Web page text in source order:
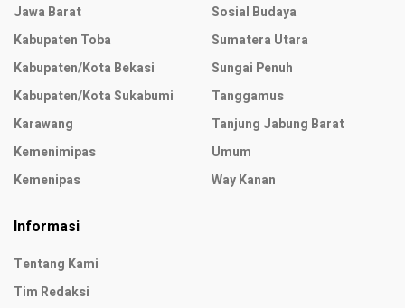
Jawa Barat
Kabupaten Toba
Kabupaten/Kota Bekasi
Kabupaten/Kota Sukabumi
Karawang
Kemenimipas
Kemenipas
Sosial Budaya
Sumatera Utara
Sungai Penuh
Tanggamus
Tanjung Jabung Barat
Umum
Way Kanan
Informasi
Tentang Kami
Tim Redaksi